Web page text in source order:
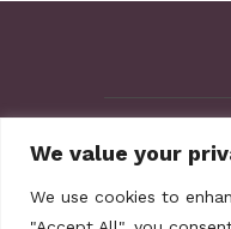
We value your
We use cookies to